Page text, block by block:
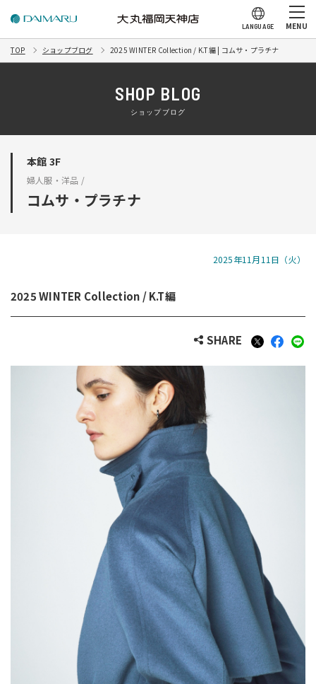
LANGUAGE MENU
TOP ショップブログ 2025 WINTER Collection / K.T編 | コムサ・プラチナ
SHOP BLOG
ショップブログ
本館 3F
婦人服・洋品 /
コムサ・プラチナ
2025年11月11日（火）
2025 WINTER Collection / K.T編
SHARE